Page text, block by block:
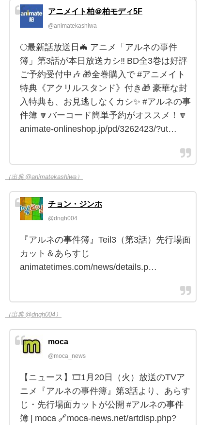
アニメイト柏＠柏モディ5F
@animatekashiwa
🌕最新話放送日🦇 アニメ「アルネの事件
簿」第3話が本日放送カシ‼️ BD全3巻は好評
ご予約受付中🎶 🎁全巻購入で #アニメイト
特典《アクリルスタンド》付き🎁 豪華な封
入特典も、お見逃しなくカシ✨ #アルネの事
件簿 🔽バーコード簡単予約がオススメ！🔽
animate-onlineshop.jp/pd/3262423/?ut…
（出典 @animatekashiwa）
チョン・ジンホ
@dngh004
『アルネの事件簿』Teil3（第3話）先行場面
カット＆あらすじ
animatetimes.com/news/details.p…
（出典 @dngh004）
moca
@moca_news
【ニュース】🎞1月20日（火）放送のTVア
ニメ『アルネの事件簿』第3話より、あらす
じ・先行場面カットが公開 #アルネの事件
簿 | moca 🔗moca-news.net/artdisp.php?